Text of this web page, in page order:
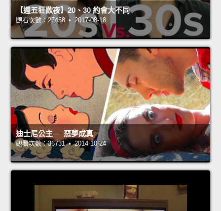
【週五狂歡夜】20、30 約會大不同
觀看次數：27458 • 2017-08-18
迪士尼公主──惡夢成真
觀看次數：36731 • 2014-10-24